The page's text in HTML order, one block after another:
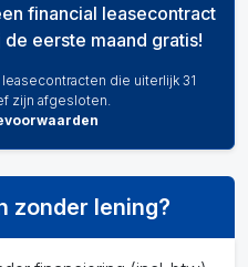
financial leasecontract
de eerste maand gratis!
die uiterlijk 31
zijn afgesloten.
zonder lening?